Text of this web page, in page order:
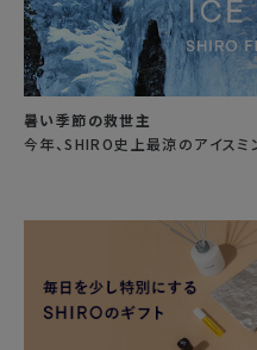
暑い季節の救世主
今年、SHIRO史上最涼のアイスミ